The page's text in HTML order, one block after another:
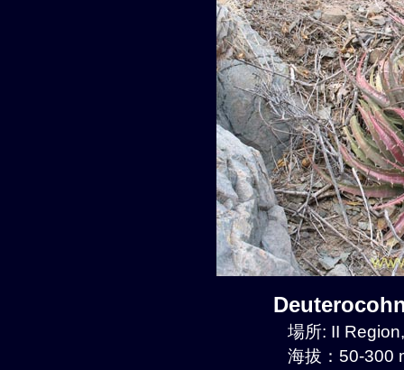
場所: II
海拔：50-300